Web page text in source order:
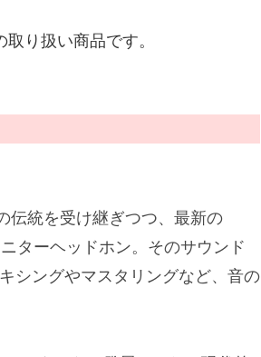
り扱い商品です。
伝統を受け継ぎつつ、最新の
ターヘッドホン。そのサウンド
シングやマスタリングなど、音の